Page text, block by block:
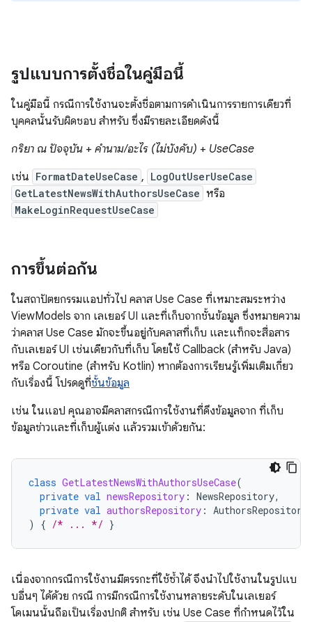
รูปแบบการตั้งชื่อในคู่มือนี้
ในคู่มือนี้ กรณีการใช้งานจะตั้งชื่อตามการดำเนินการรายการเดียวที่
บุคคลนั้นรับผิดชอบ สำหรับ ซึ่งมีรายละเอียดดังนี้
กริยา ณ ปัจจุบัน + คำนาม/อะไร (ไม่บังคับ) + UseCase
เช่น FormatDateUseCase , LogOutUserUseCase
GetLatestNewsWithAuthorsUseCase หรือ
MakeLoginRequestUseCase
การขึ้นต่อกัน
ในสถาปัตยกรรมแอปทั่วไป คลาส Use Case ที่เหมาะสมระหว่าง
ViewModels จาก เลเยอร์ UI และที่เก็บจากชั้นข้อมูล ซึ่งหมายความ
ว่าคลาส Use Case มักจะขึ้นอยู่กับคลาสที่เก็บ และแท็กจะสื่อสาร
กับเลเยอร์ UI เช่นเดียวกับที่เก็บ โดยใช้ Callback (สำหรับ Java)
หรือ Coroutine (สำหรับ Kotlin) หากต้องการเรียนรู้เพิ่มเติมเกี่ยว
กับเรื่องนี้ โปรดดูที่ชั้นข้อมูล
เช่น ในแอป คุณอาจมีคลาสกรณีการใช้งานที่ดึงข้อมูลจาก ที่เก็บ
ข้อมูลข่าวและที่เก็บผู้แต่ง แล้วรวมเข้าด้วยกัน:
class GetLatestNewsWithAuthorsUseCase(
private val newsRepository : NewsRepository,
private val authorsRepository : AuthorsRepository
)
{ /* ... */ }
เนื่องจากกรณีการใช้งานมีตรรกะที่ใช้ซ้ำได้ จึงนำไปใช้งานในรูปแบ
บอื่นๆ ได้ด้วย กรณี การมีกรณีการใช้งานหลายระดับในเลเยอร์
โดเมนนั้นถือเป็นเรื่องปกติ สำหรับ เช่น Use Case ที่กำหนดไว้ใน